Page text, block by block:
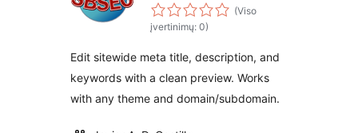
(Viso
įvertinimų: 0)
Edit sitewide meta title, description, and
keywords with a clean preview. Works
with any theme and domain/subdomain.